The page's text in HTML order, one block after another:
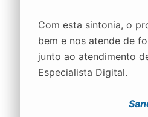
Com esta sintonia, o
bem e nos atende de
junto ao atendimento
Especialista Digital.